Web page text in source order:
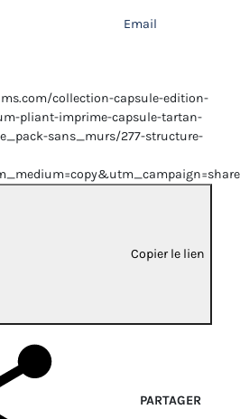
Email
collection-capsule-edition-
pliant-imprime-capsule-tartan-
sans_murs/277-structure-
Copier le lien
PARTAGER